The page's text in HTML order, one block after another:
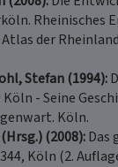
Rheinisches
der
Stefan (1994)
- Seine
Köln.
(2008) Das
Köln (2.